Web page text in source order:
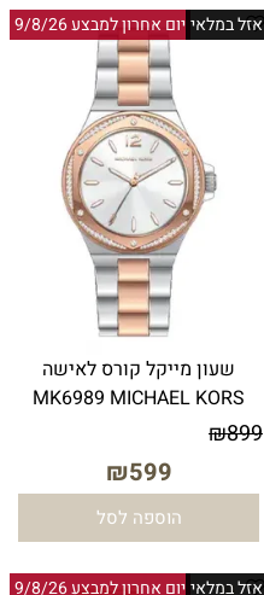
יום אחרון למבצע 9/8/26אזל במלאי
שעון מייקל קורס לאישה
MK6989 MICHAEL KORS
₪899
₪599
הוספה לסל
יום אחרון למבצע 9/8/26אזל במלאי